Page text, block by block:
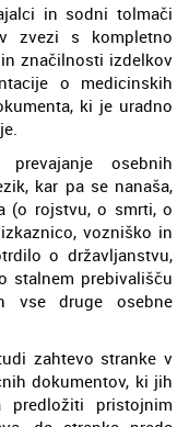
in sodni tolmači
zvezi s kompletno
značilnosti izdelkov
o medicinskih
ki je uradno
osebnih
kar pa se nanaša,
(o rojstvu, o smrti, o
vozniško in
o državljanstvu,
stalnem prebivališču
vse druge osebne
zahtevo stranke v
dokumentov, ki jih
pristojnim